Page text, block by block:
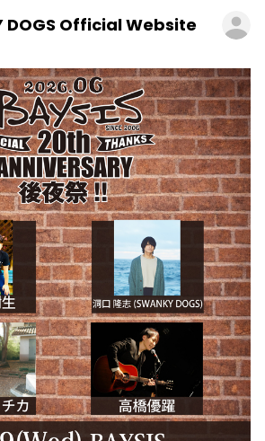
DOGS Official Website